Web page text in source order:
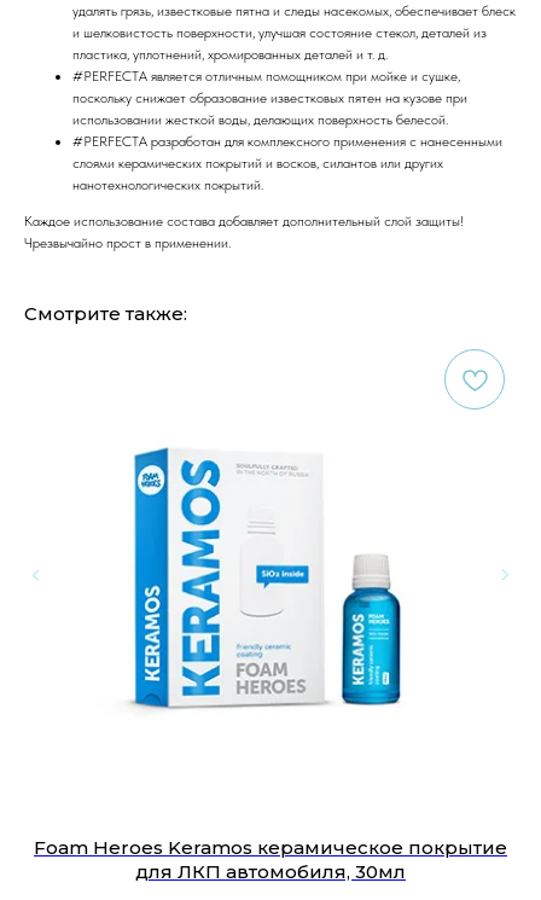
удалять грязь, известковые пятна и следы насекомых, обеспечивает блеск
и шелковистость поверхности, улучшая состояние стекол, деталей из
пластика, уплотнений, хромированных деталей и т. д.
#PERFECTA является отличным помощником при мойке и сушке,
поскольку снижает образование известковых пятен на кузове при
использовании жесткой воды, делающих поверхность белесой.
#PERFECTA разработан для комплексного применения с нанесенными
слоями керамических покрытий и восков, силантов или других
нанотехнологических покрытий.
Каждое использование состава добавляет дополнительный слой защиты!
Чрезвычайно прост в применении.
Смотрите также:
Foam Heroes Keramos керамическое покрытие
для ЛКП автомобиля, 30мл